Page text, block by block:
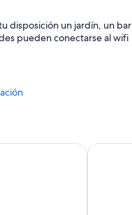
disposición un jardín, un bar
pueden conectarse al wifi
(de pago) y una caja fuerte
y un servicio deExe